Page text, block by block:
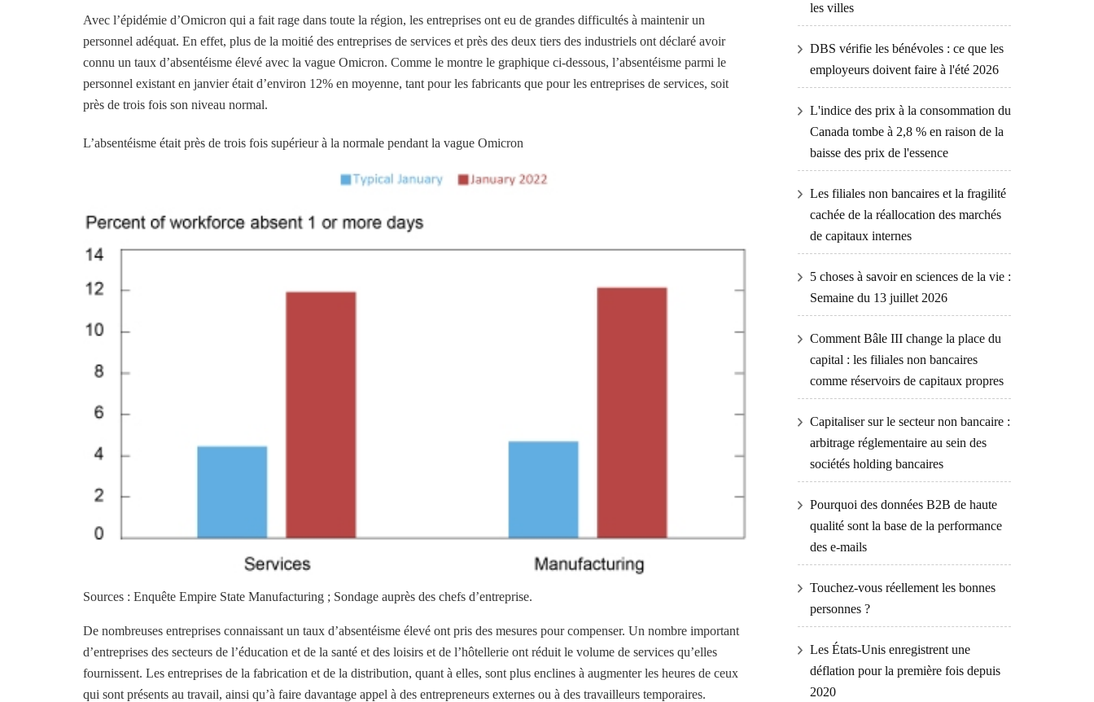
Avec l’épidémie d’Omicron qui a fait rage dans toute la région, les entreprises ont eu de grandes difficultés à maintenir un
personnel adéquat. En effet, plus de la moitié des entreprises de services et près des deux tiers des industriels ont déclaré avoir
connu un taux d’absentéisme élevé avec la vague Omicron. Comme le montre le graphique ci-dessous, l’absentéisme parmi le
personnel existant en janvier était d’environ 12% en moyenne, tant pour les fabricants que pour les entreprises de services, soit
près de trois fois son niveau normal.
L’absentéisme était près de trois fois supérieur à la normale pendant la vague Omicron
Sources : Enquête Empire State Manufacturing ; Sondage auprès des chefs d’entreprise.
De nombreuses entreprises connaissant un taux d’absentéisme élevé ont pris des mesures pour compenser. Un nombre important
d’entreprises des secteurs de l’éducation et de la santé et des loisirs et de l’hôtellerie ont réduit le volume de services qu’elles
fournissent. Les entreprises de la fabrication et de la distribution, quant à elles, sont plus enclines à augmenter les heures de ceux
qui sont présents au travail, ainsi qu’à faire davantage appel à des entrepreneurs externes ou à des travailleurs temporaires.
les villes
DBS vérifie les bénévoles : ce que les
employeurs doivent faire à l'été 2026
L'indice des prix à la consommation du
Canada tombe à 2,8 % en raison de la
baisse des prix de l'essence
Les filiales non bancaires et la fragilité
cachée de la réallocation des marchés
de capitaux internes
5 choses à savoir en sciences de la vie :
Semaine du 13 juillet 2026
Comment Bâle III change la place du
capital : les filiales non bancaires
comme réservoirs de capitaux propres
Capitaliser sur le secteur non bancaire :
arbitrage réglementaire au sein des
sociétés holding bancaires
Pourquoi des données B2B de haute
qualité sont la base de la performance
des e-mails
Touchez-vous réellement les bonnes
personnes ?
Les États-Unis enregistrent une
déflation pour la première fois depuis
2020